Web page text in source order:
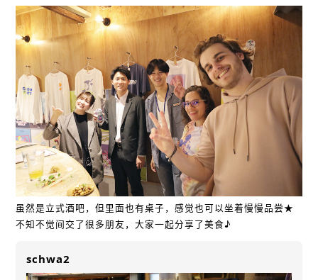
虽然是立式酒吧，但里面也有桌子，感觉也可以坐着慢慢品尝★
不知不觉间交了很多朋友，大家一起分享了美食♪
schwa2